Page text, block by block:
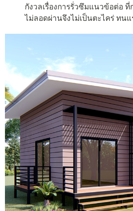
กังวลเรื่องการรั่วซึมแนวข้อต่อ
ไม่ลอดผ่านจึงไม่เป็นตะไคร่ ทน